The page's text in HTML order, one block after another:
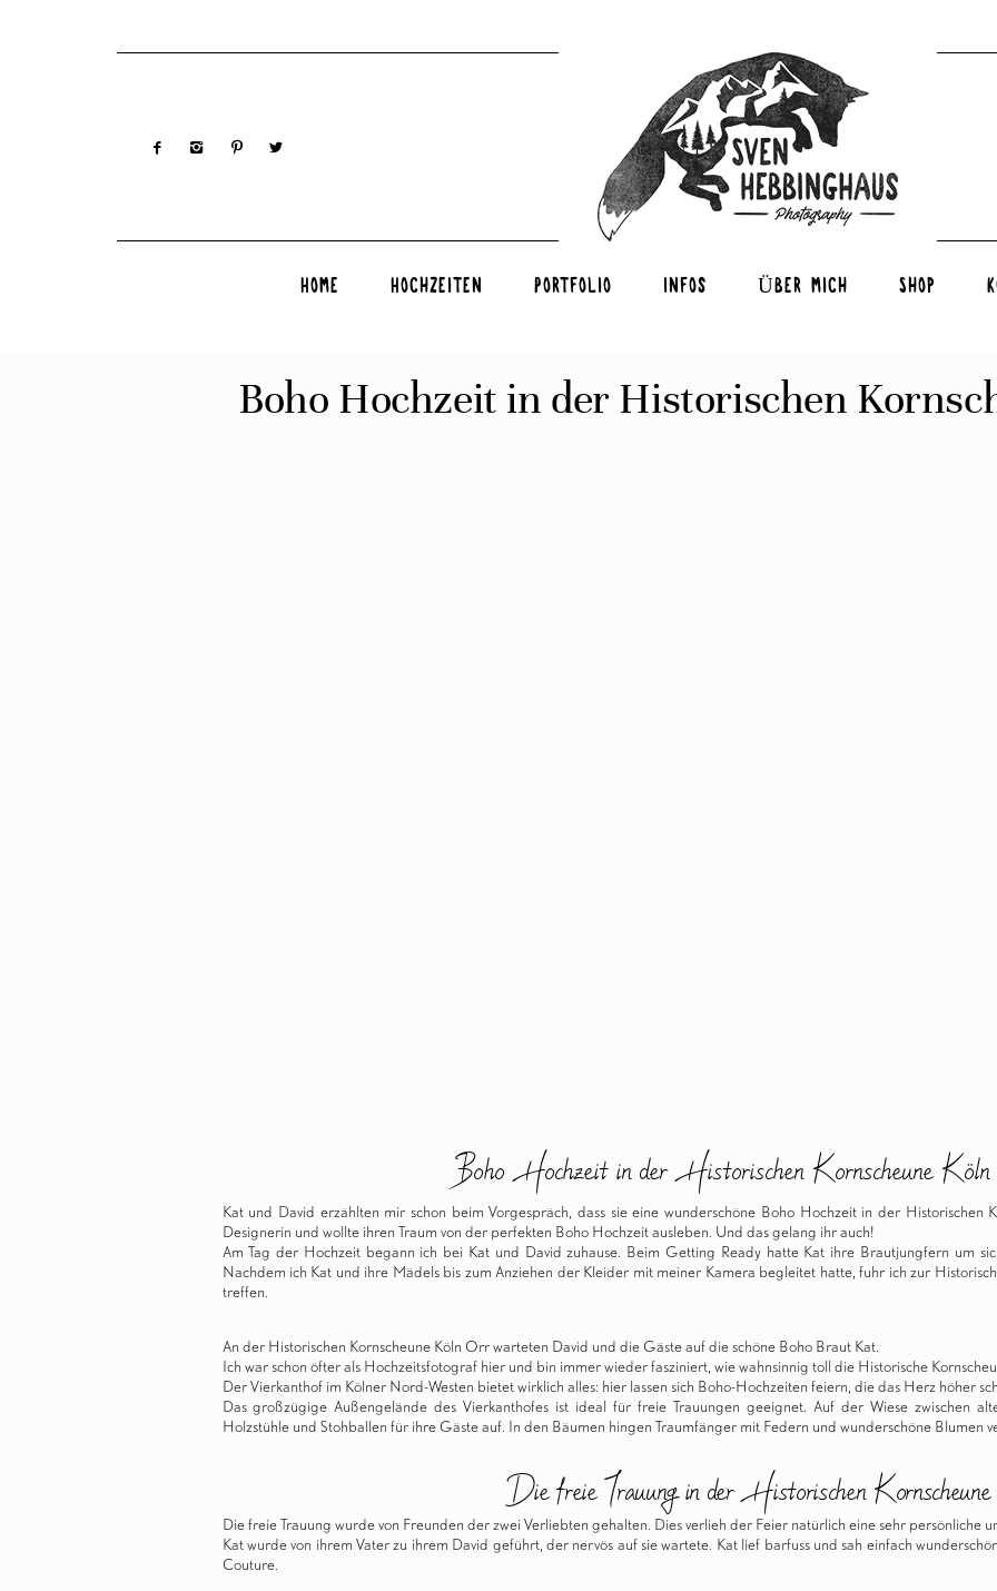
Home Hochzeiten Portfolio Infos Über mich Shop
Boho Hochzeit in der Historischen
Boho Hochzeit in der Historischen Kornscheune
Kat und David erzählten mir schon beim Vorgespräch, dass sie eine wunderschöne Boho Hochzeitin der Historischen
Designerin und wollte ihren Traum von der perfekten Boho Hochzeitausleben. Und das gelang ihr auch!
Am Tag der Hochzeit begann ich bei Kat und David zuhause. Beim Getting Ready hatte Kat ihre Brautjungfern um
Nachdem ich Kat und ihre Mädels bis zum Anziehen der Kleider mit meiner Kamera begleitet hatte, fuhr ich zur
treffen.
An der Historischen Kornscheune Köln Orr warteten David und die Gäste auf die schöne Boho Braut Kat.
Ich war schon öfter als Hochzeitsfotograf hier und bin immer wieder fasziniert, wie wahnsinnig toll die Historische
Der Vierkanthof im Kölner Nord-Westen bietet wirklich alles: hier lassen sich Boho-Hochzeiten feiern, die das Herz höher
Das großzügige Außengelände des Vierkanthofes ist ideal für freie Trauungen geeignet. Auf der Wiese zwischen
Holzstühle und Stohballen für ihre Gäste auf. In den Bäumen hingen Traumfänger mit Federn und wunderschöne Blumen
Die freie Trauung in der Historischen Kornscheune
Die freie Trauung wurde von Freunden der zwei Verliebten gehalten. Dies verlieh der Feier natürlich eine sehr persönliche
Kat wurde von ihrem Vater zu ihrem David geführt, der nervös auf sie wartete. Kat lief barfuss und sah einfach
Couture.